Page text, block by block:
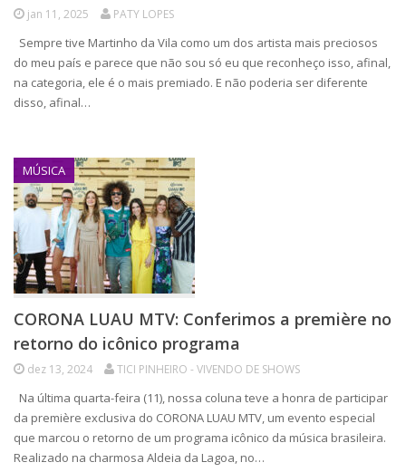
jan 11, 2025 PATY LOPES
Sempre tive Martinho da Vila como um dos artista mais preciosos
do meu país e parece que não sou só eu que reconheço isso, afinal,
na categoria, ele é o mais premiado. E não poderia ser diferente
disso, afinal…
MÚSICA
CORONA LUAU MTV: Conferimos a première no
retorno do icônico programa
dez 13, 2024 TICI PINHEIRO - VIVENDO DE SHOWS
Na última quarta-feira (11), nossa coluna teve a honra de participar
da première exclusiva do CORONA LUAU MTV, um evento especial
que marcou o retorno de um programa icônico da música brasileira.
Realizado na charmosa Aldeia da Lagoa, no…